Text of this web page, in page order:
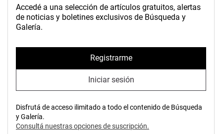
Accedé a una selección de artículos gratuitos, alertas
de noticias y boletines exclusivos de Búsqueda y
Galería.
Registrarme
Iniciar sesión
Disfrutá de acceso ilimitado a todo el contenido de Búsqueda
y Galería.
Consultá nuestras opciones de suscripción.